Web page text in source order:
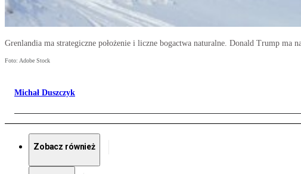
Grenlandia ma strategiczne położenie i liczne bogactwa naturalne. Donald Trump ma
Foto: Adobe Stock
Michał Duszczyk
Zobacz również